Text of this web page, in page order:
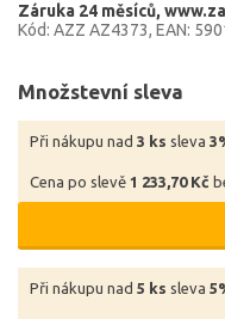
Záruka 24 měsíců
Kód: AZZ AZ4373 EAN:
Množstevní sleva
Při nákupu nad 3 ks sleva
Cena po slevě 1 233,70 Kč
Při nákupu nad 5 ks sleva